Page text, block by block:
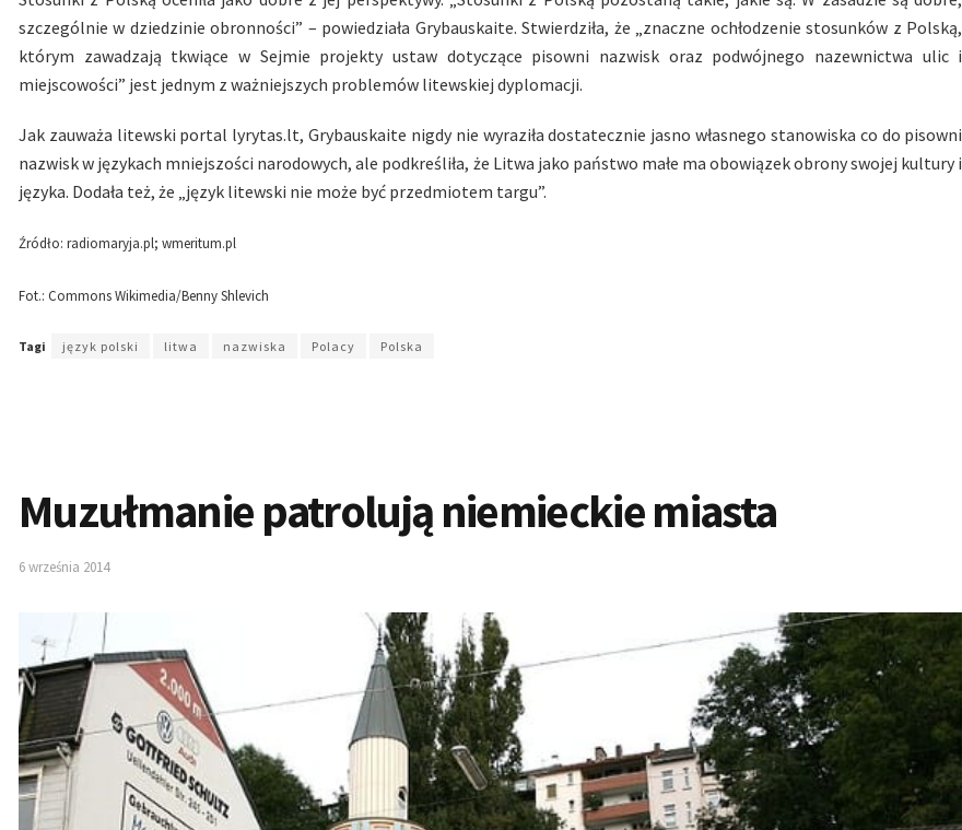
szczególnie w dziedzinie obronności” – powiedziała Grybauskaite. Stwierdziła, że „znaczne ochłodzenie stosunków z Polską,
którym zawadzają tkwiące w Sejmie projekty ustaw dotyczące pisowni nazwisk oraz podwójnego nazewnictwa ulic i
miejscowości” jest jednym z ważniejszych problemów litewskiej dyplomacji.
Jak zauważa litewski portal lyrytas.lt, Grybauskaite nigdy nie wyraziła dostatecznie jasno własnego stanowiska co do pisowni
nazwisk w językach mniejszości narodowych, ale podkreśliła, że Litwa jako państwo małe ma obowiązek obrony swojej kultury i
języka. Dodała też, że „język litewski nie może być przedmiotem targu”.
Źródło: radiomaryja.pl; wmeritum.pl
Fot.: Commons Wikimedia/Benny Shlevich
Tagi język polski litwa nazwiska Polacy Polska
Muzułmanie patrolują niemieckie miasta
6 września 2014